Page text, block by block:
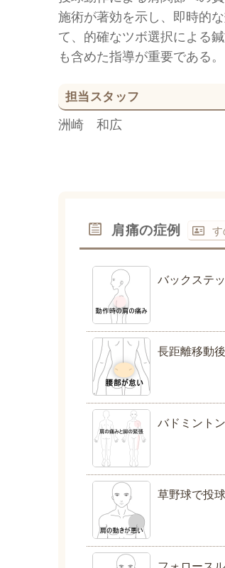
施術が著効を示し、即時的
て、的確なツボ選択による
も含めた指導が重要である。
担当スタッフ
洲崎 和広
肩痛の症例
バックステ
長距離移動
バドミント
草野球で投